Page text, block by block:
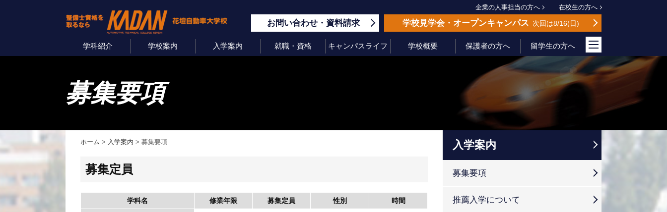
企業の人事担当の方へ 在校生の方へ
お問い合わせ 資料請求 学校見学会 オープンキャンパス 次回は8/16 日
学科紹介 学校案内 入学案内 就職・資格 キャンパスライフ 学校概要 保護者の方へ 留学生の方へ
募集要項
ホーム > 入学案内 > 募集要項
募集定員
学科名 修業年限 募集定員 性別 時間
入学案内
募集要項
推薦入学について